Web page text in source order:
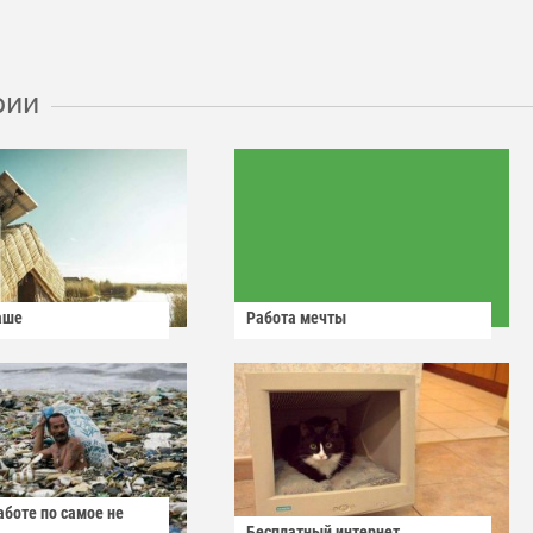
Работа мечты
по самое не